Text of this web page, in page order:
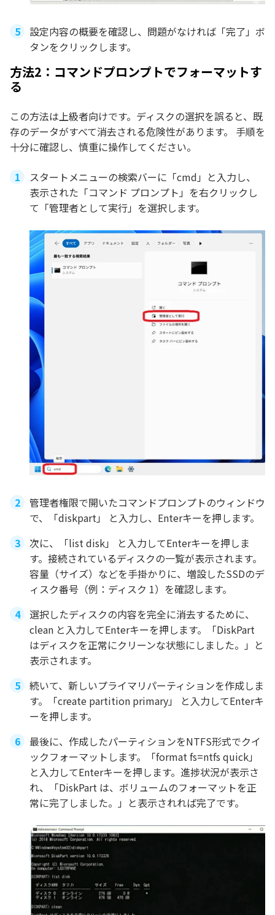
設定内容の概要を確認し、問題がなければ「完了」ボ
タンをクリックします。
方法2：コマンドプロンプトでフォーマットす
る
この方法は上級者向けです。ディスクの選択を誤ると、既
存のデータがすべて消去される危険性があります。 手順を
十分に確認し、慎重に操作してください。
スタートメニューの検索バーに「cmd」と入力し、
表示された「コマンド プロンプト」を右クリックし
て「管理者として実行」を選択します。
管理者権限で開いたコマンドプロンプトのウィンドウ
で、「diskpart」 と入力し、Enterキーを押します。
次に、「list disk」 と入力してEnterキーを押しま
す。接続されているディスクの一覧が表示されます。
容量（サイズ）などを手掛かりに、増設したSSDのデ
ィスク番号（例：ディスク 1）を確認します。
選択したディスクの内容を完全に消去するために、
clean と入力してEnterキーを押します。「DiskPart
はディスクを正常にクリーンな状態にしました。」と
表示されます。
続いて、新しいプライマリパーティションを作成しま
す。「create partition primary」 と入力してEnterキ
ーを押します。
最後に、作成したパーティションをNTFS形式でクイ
ックフォーマットします。「format fs=ntfs quick」
と入力してEnterキーを押します。進捗状況が表示さ
れ、「DiskPart は、ボリュームのフォーマットを正
常に完了しました。」と表示されれば完了です。